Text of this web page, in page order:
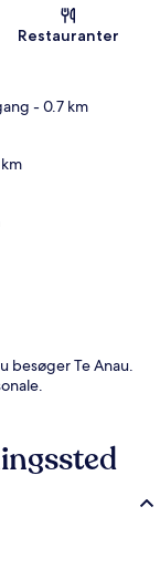
Restauranter
- 0.7 km
besøger Te Anau.